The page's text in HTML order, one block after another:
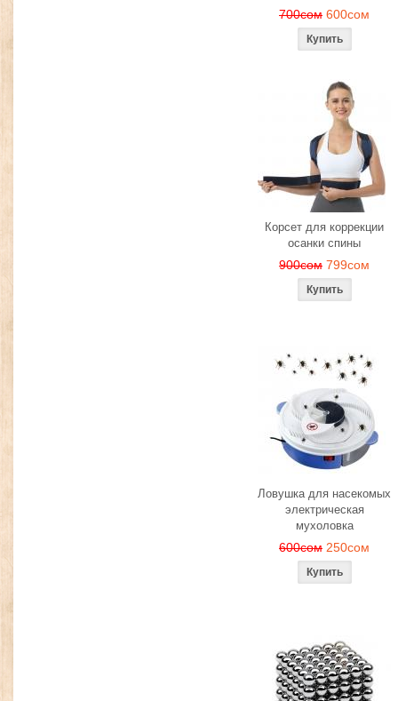
700сом 600сом
Корсет для коррекции
осанки спины
900сом 799сом
Ловушка для насекомых
электрическая
мухоловка
600сом 250сом